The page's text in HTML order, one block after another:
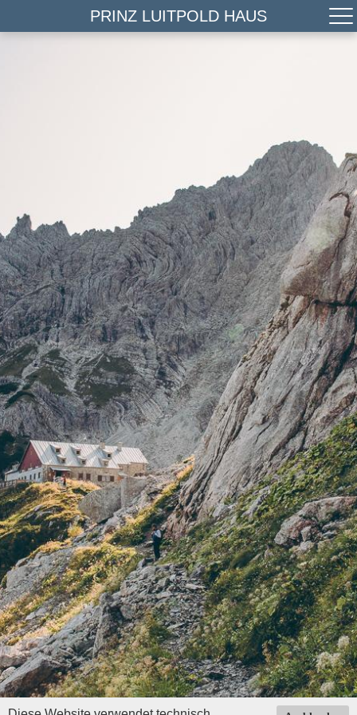
PRINZ LUITPOLD HAUS